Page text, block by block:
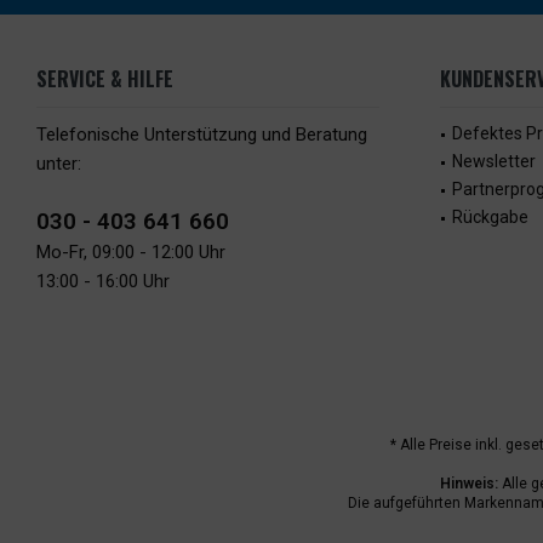
SERVICE & HILFE
Telefonische Unterstützung und Beratung
unter:
030 - 403 641 660
Mo-Fr, 09:00 - 12:00 Uhr
13:00 - 16:00 Uhr
Defektes
Newsletter
Rückgabe
* Alle Preise inkl.
Hinweis: Alle
Die aufgeführten